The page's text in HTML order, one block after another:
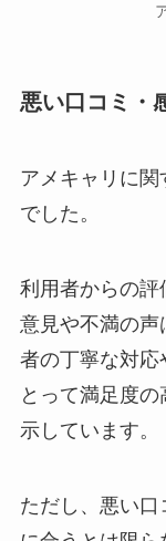
悪い口コミ・
アメキャリに
でした。
利用者からの評
意見や不満の声
者の丁寧な対応
とって満足度
示しています。
ただし、悪い口